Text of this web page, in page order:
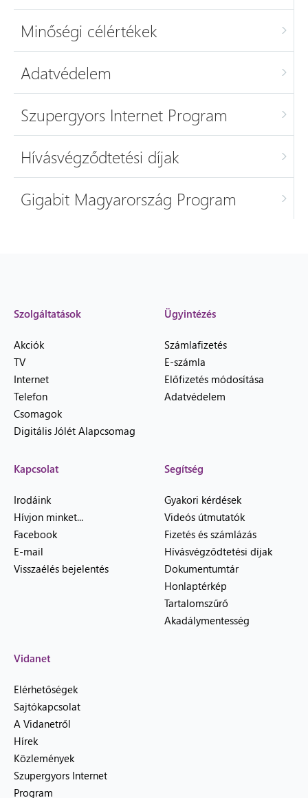
Minőségi célértékek
Adatvédelem
Szupergyors Internet Program
Hívásvégződtetési díjak
Gigabit Magyarország Program
Szolgáltatások
Akciók
TV
Internet
Telefon
Csomagok
Digitális Jólét Alapcsomag
Ügyintézés
Számlafizetés
E-számla
Előfizetés módosítása
Adatvédelem
Kapcsolat
Irodáink
Hívjon minket...
Facebook
E-mail
Visszaélés bejelentés
Segítség
Gyakori kérdések
Videós útmutatók
Fizetés és számlázás
Hívásvégződtetési díjak
Dokumentumtár
Honlaptérkép
Tartalomszűrő
Akadálymentesség
Vidanet
Elérhetőségek
Sajtókapcsolat
A Vidanetről
Hírek
Közlemények
Szupergyors Internet
Program